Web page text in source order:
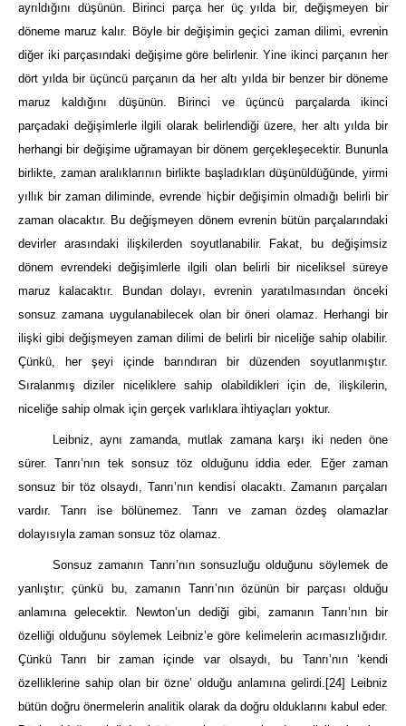
ayrıldığını düşünün. Birinci parça her üç yılda bir, değişmeyen bir
döneme maruz kalır. Böyle bir değişimin geçici zaman dilimi, evrenin
diğer iki parçasındaki değişime göre belirlenir. Yine ikinci parçanın her
dört yılda bir üçüncü parçanın da her altı yılda bir benzer bir döneme
maruz kaldığını düşünün. Birinci ve üçüncü parçalarda ikinci
parçadaki değişimlerle ilgili olarak belirlendiği üzere, her altı yılda bir
herhangi bir değişime uğramayan bir dönem gerçekleşecektir. Bununla
birlikte, zaman aralıklarının birlikte başladıkları düşünüldüğünde, yirmi
yıllık bir zaman diliminde, evrende hiçbir değişimin olmadığı belirli bir
zaman olacaktır. Bu değişmeyen dönem evrenin bütün parçalarındaki
devirler arasındaki ilişkilerden soyutlanabilir. Fakat, bu değişimsiz
dönem evrendeki değişimlerle ilgili olan belirli bir niceliksel süreye
maruz kalacaktır. Bundan dolayı, evrenin yaratılmasından önceki
sonsuz zamana uygulanabilecek olan bir öneri olamaz. Herhangi bir
ilişki gibi değişmeyen zaman dilimi de belirli bir niceliğe sahip olabilir.
Çünkü, her şeyi içinde barındıran bir düzenden soyutlanmıştır.
Sıralanmış diziler niceliklere sahip olabildikleri için de, ilişkilerin,
niceliğe sahip olmak için gerçek varlıklara ihtiyaçları yoktur.
Leibniz, aynı zamanda, mutlak zamana karşı iki neden öne
sürer. Tanrı’nın tek sonsuz töz olduğunu iddia eder. Eğer zaman
sonsuz bir töz olsaydı, Tanrı’nın kendisi olacaktı. Zamanın parçaları
vardır. Tanrı ise bölünemez. Tanrı ve zaman özdeş olamazlar
dolayısıyla zaman sonsuz töz olamaz.
Sonsuz zamanın Tanrı’nın sonsuzluğu olduğunu söylemek de
yanlıştır; çünkü bu, zamanın Tanrı’nın özünün bir parçası olduğu
anlamına gelecektir. Newton’un dediği gibi, zamanın Tanrı’nın bir
özelliği olduğunu söylemek Leibniz’e göre kelimelerin acımasızlığıdır.
Çünkü Tanrı bir zaman içinde var olsaydı, bu Tanrı’nın ‘kendi
özelliklerine sahip olan bir özne’ olduğu anlamına gelirdi. [24]
Leibniz
bütün doğru önermelerin analitik olarak da doğru olduklarını kabul eder.